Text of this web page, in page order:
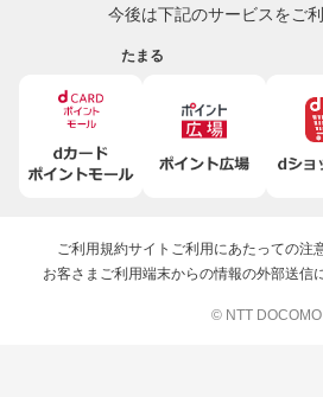
今後は下記のサービスをご利
たまる
ご利用規約サイトご利用にあたっての注
お客さまご利用端末からの情報の外部送信
© NTT DOCOMO